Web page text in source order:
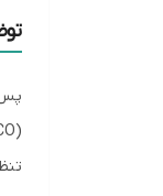
(ECO) را به مدت ۵ ثانیه فشرده کرده تا ترموستات بصورت دستی از زمان تاخیر خارج شده و عملکرد عادی ترموستات شروع شود.